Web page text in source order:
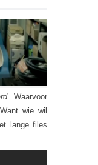
. Waarvoor
wie wil
lange files